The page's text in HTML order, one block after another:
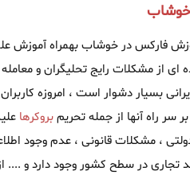
فارکس در خوشاب بهمراه آموزش
از مشکلات رایج تحلیگران و
بسیار دشوار است ، امروزه کاربران
راه آنها از جمله تحریمبروکرها
، مشکلات قانونی ، عدم وجود
تجاری در سطح کشور وجود دارد و